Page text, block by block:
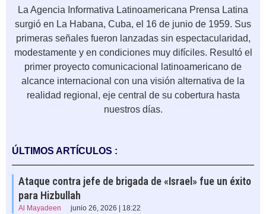
La Agencia Informativa Latinoamericana Prensa Latina
surgió en La Habana, Cuba, el 16 de junio de 1959. Sus
primeras señales fueron lanzadas sin espectacularidad,
modestamente y en condiciones muy difíciles. Resultó el
primer proyecto comunicacional latinoamericano de
alcance internacional con una visión alternativa de la
realidad regional, eje central de su cobertura hasta
nuestros días.
ÚLTIMOS ARTÍCULOS :
Ataque contra jefe de brigada de «Israel» fue un éxito
para Hizbullah
Al Mayadeen junio 26, 2026 | 18:22